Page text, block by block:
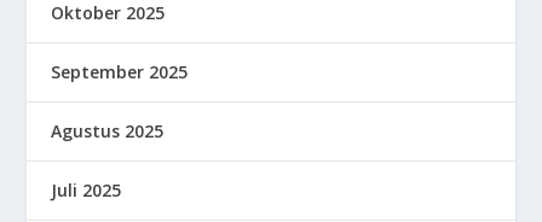
Oktober 2025
September 2025
Agustus 2025
Juli 2025